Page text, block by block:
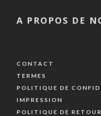
A PROPOS DE
CONTACT
TERMES
POLITIQUE DE
IMPRESSION
POLITIQUE DE